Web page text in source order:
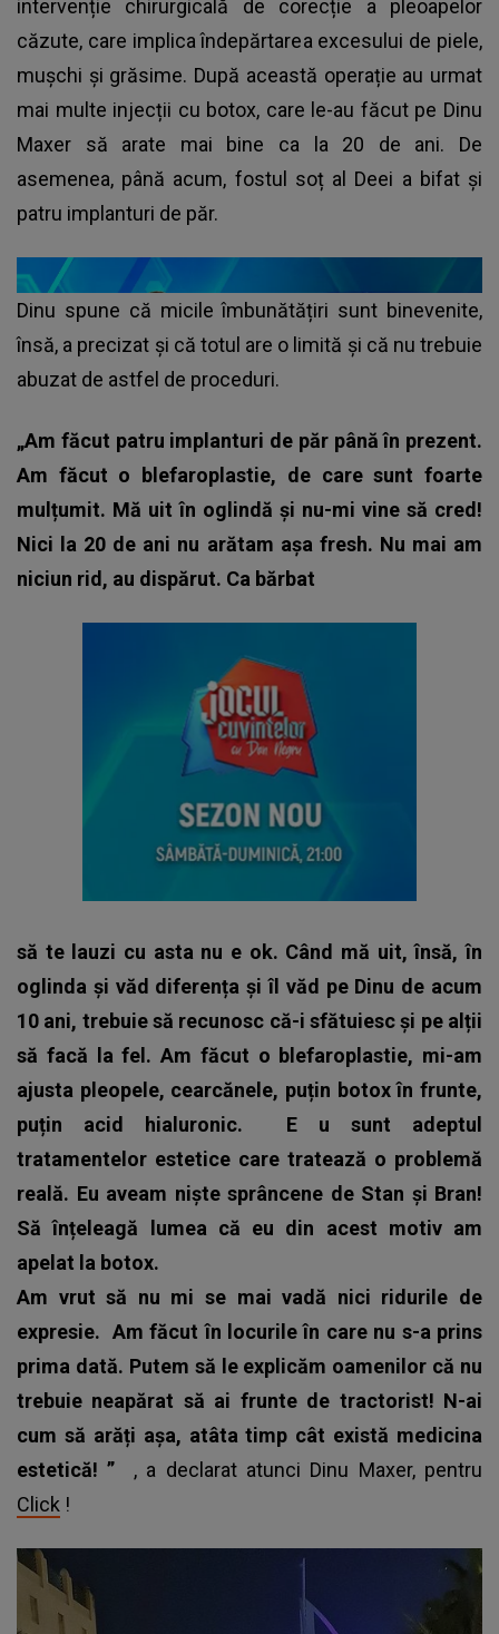
intervenție chirurgicală de corecție a pleoapelor
căzute, care implica îndepărtarea excesului de piele,
mușchi și grăsime. După această operație au urmat
mai multe injecții cu botox, care le-au făcut pe Dinu
Maxer să arate mai bine ca la 20 de ani. De
asemenea, până acum, fostul soț al Deei a bifat și
patru implanturi de păr.
Dinu spune că micile îmbunătățiri sunt binevenite,
însă, a precizat și că totul are o limită și că nu trebuie
abuzat de astfel de proceduri.
„Am făcut patru implanturi de păr până în prezent.
Am făcut o blefaroplastie, de care sunt foarte
mulțumit. Mă uit în oglindă și nu-mi vine să cred!
Nici la 20 de ani nu arătam așa fresh. Nu mai am
niciun rid, au dispărut. Ca bărbat
să te lauzi cu asta nu e ok. Când mă uit, însă, în
oglinda și văd diferența și îl văd pe Dinu de acum
10 ani, trebuie să recunosc că-i sfătuiesc și pe alții
să facă la fel. Am făcut o blefaroplastie, mi-am
ajusta pleopele, cearcănele, puțin botox în frunte,
puțin acid hialuronic. E u sunt adeptul
tratamentelor estetice care tratează o problemă
reală. Eu aveam niște sprâncene de Stan și Bran!
Să înțeleagă lumea că eu din acest motiv am
apelat la botox.
Am vrut să nu mi se mai vadă nici ridurile de
expresie. Am făcut în locurile în care nu s-a prins
prima dată. Putem să le explicăm oamenilor că nu
trebuie neapărat să ai frunte de tractorist! N-ai
cum să arăți așa, atâta timp cât există medicina
estetică!”
, a declarat atunci Dinu Maxer, pentru
Click !